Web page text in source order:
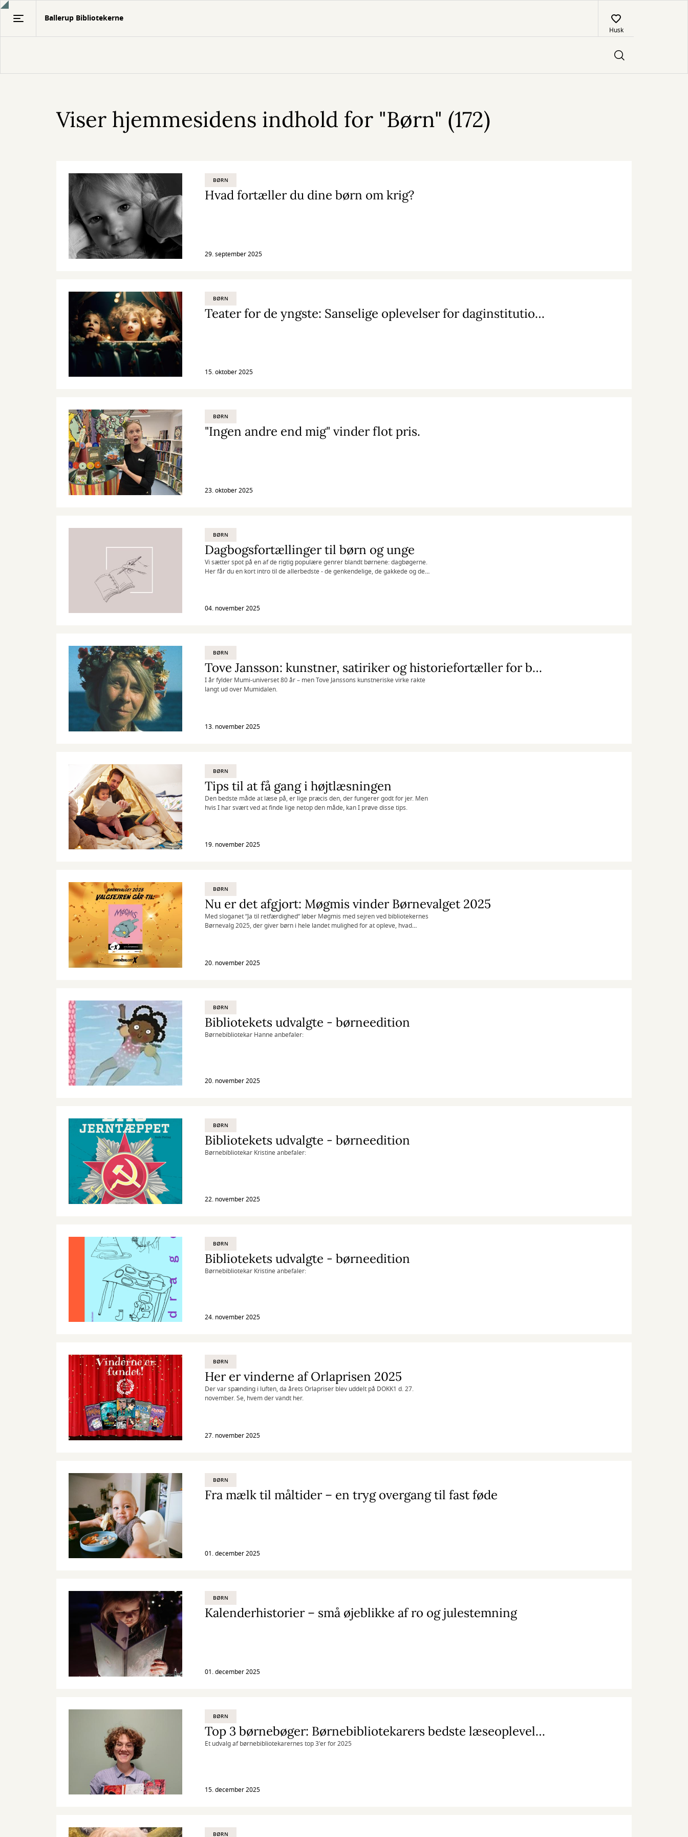
Gå
Ballerup Bibliotekerne
Husk
Viser hjemmesidens indhold for "Børn" (172)
BØRN
Hvad fortæller du dine børn om krig?
29. september 2025
BØRN
Teater for de yngste: Sanselige oplevelser for daginstitutionsbørn
15. oktober 2025
BØRN
"Ingen andre end mig" vinder flot pris.
23. oktober 2025
BØRN
Dagbogsfortællinger til børn og unge
Vi sætter spot på en af de rigtig populære genrer blandt børnene: dagbøgerne.
Her får du en kort intro til de allerbedste - de genkendelige, de gakkede og de
04. november 2025
BØRN
Tove Jansson: kunstner, satiriker og historiefortæller for både børn og voksne
I år fylder Mumi-universet 80 år – men Tove Janssons kunstneriske virke rakte
langt ud over Mumidalen.
13. november 2025
BØRN
Tips til at få gang i højtlæsningen
Den bedste måde at læse på, er lige præcis den, der fungerer godt for jer. Men
hvis I har svært ved at finde lige netop den måde, kan I prøve disse tips.
19. november 2025
BØRN
Nu er det afgjort: Møgmis vinder Børnevalget 2025
Med sloganet ”Ja til retfærdighed” løber Møgmis med sejren ved bibliotekernes
Børnevalg 2025, der giver børn i hele landet mulighed for at opleve, hvad
20. november 2025
BØRN
Bibliotekets udvalgte - børneedition
Børnebibliotekar Hanne anbefaler:
20. november 2025
BØRN
Bibliotekets udvalgte - børneedition
Børnebibliotekar Kristine anbefaler:
22. november 2025
BØRN
Bibliotekets udvalgte - børneedition
Børnebibliotekar Kristine anbefaler:
24. november 2025
BØRN
Her er vinderne af Orlaprisen 2025
Der var spænding i luften, da årets Orlapriser blev uddelt på DOKK1 d. 27.
november. Se, hvem der vandt her.
27. november 2025
BØRN
Fra mælk til måltider – en tryg overgang til fast føde
01. december 2025
BØRN
Kalenderhistorier – små øjeblikke af ro og julestemning
01. december 2025
BØRN
Top 3 børnebøger: Børnebibliotekarers bedste læseoplevelser i år
Et udvalg af børnebibliotekarernes top 3'er for 2025
15. december 2025
BØRN